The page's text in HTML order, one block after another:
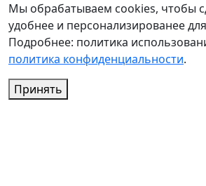
Мы обрабатываем cookies, чтобы
удобнее и персонализированее
Подробнее: политика
политика конфиденциальности.
Принять